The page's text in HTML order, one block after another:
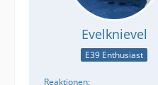
Evelknievel
E39 Enthusiast
Reaktionen